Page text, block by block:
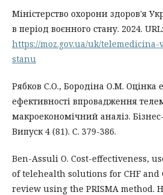
Міністерство охорони здоров'я
в період воєнного стану. 2024. URL:
https://moz.gov.ua/uk/
stanu
Рябков С.О., Бородіна О.М. Оцінка
ефективності впровадження
макроекономічний аналіз.
Випуск 4 (81). С. 379-386.
Ben-Assuli O. Cost-effectiveness,
of telehealth solutions for CHF and
review using the PRISMA method.